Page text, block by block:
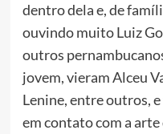
dentro dela e, de
ouvindo muito Luiz
outros
jovem, vieram Alceu
Lenine, entre outros,
em contato com a